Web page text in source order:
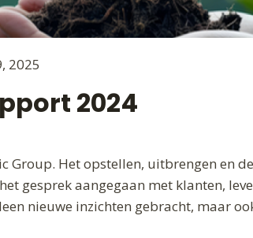
2025
2024
Het opstellen, uitbrengen en
gesprek aangegaan met klanten,
nieuwe inzichten gebracht, maar